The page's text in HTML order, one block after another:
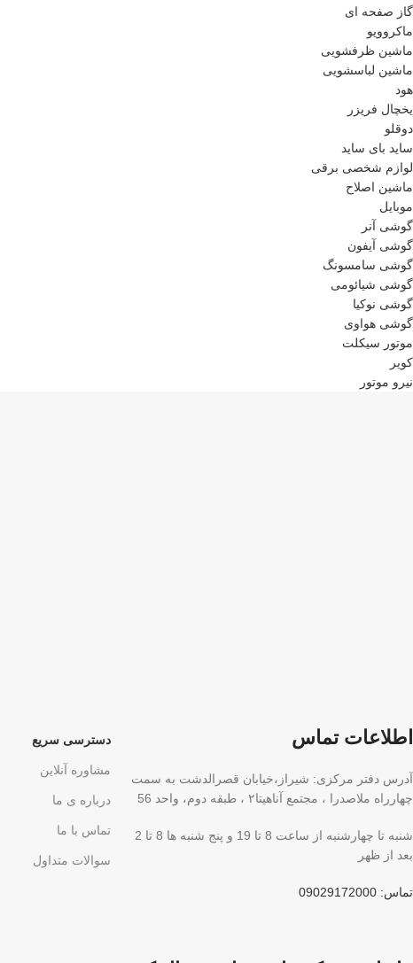
گاز صفحه ای
ماکروویو
ماشین ظرفشویی
ماشین لباسشویی
هود
یخچال فریزر
دوقلو
ساید بای ساید
لوازم شخصی برقی
ماشین اصلاح
موبایل
گوشی آنر
گوشی آیفون
گوشی سامسونگ
گوشی شیائومی
گوشی نوکیا
گوشی هواوی
موتور سیکلت
کویر
نیرو موتور
اطلاعات تماس
آدرس دفتر مرکزی: شیراز،خیابان قصرالدشت به سمت
چهارراه ملاصدرا ، مجتمع آناهیتا۲ ، طبقه دوم، واحد 56
شنبه تا چهارشنبه از ساعت 8 تا 19 و پنج شنبه ها 8 تا 2
بعد از ظهر
تماس: 09029172000
دسترسی سریع
مشاوره آنلاین
درباره ی ما
تماس با ما
سوالات متداول